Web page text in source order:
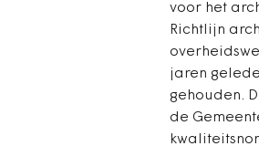
voor het
Richtlijn
jaren
gehouden.
de